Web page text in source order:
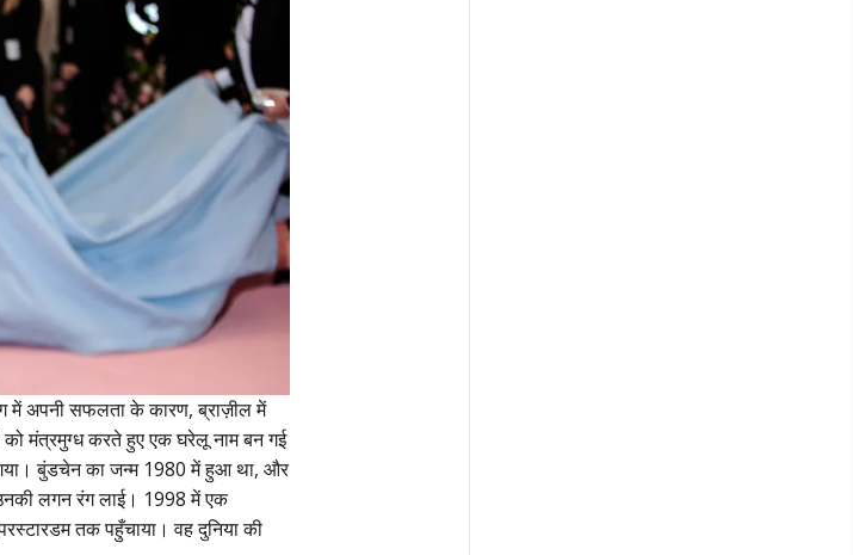
में अपनी सफलता के कारण, ब्राज़ील में
मंत्रमुग्ध करते हुए एक घरेलू नाम बन गई
बुंडचेन का जन्म 1980 में हुआ था, और
लगन रंग लाई। 1998 में एक
तक पहुँचाया। वह दुनिया की